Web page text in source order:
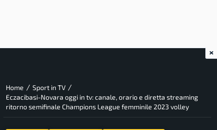
Home / Sport in TV /
Eczacibasi-Novara oggi in tv: canale, orario e diretta streaming
ritorno semifinale Champions League femminile 2023 volley
×